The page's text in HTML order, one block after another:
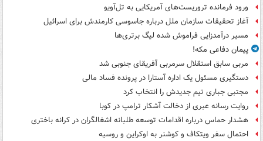
ورود فرمانده تروریست‌های آمریکایی به تل‌آویو
آغاز تحقیقات سازمان ملل درباره جاسوسی کارمندش برای اسرائیل
مسیر درآمدزایی فراموش شده لیگ برتری‌ها
پیمان دفاعی مکه!
مربی سابق استقلال سرمربی آفریقای جنوبی شد
دستگیری مسئول یک اداره آستارا در پرونده فساد مالی
مجتبی جباری تیم جدیدش را انتخاب کرد
روایت رسانه عبری از دخالت آشکار ترامپ در کوبا
هشدار حماس درباره اقدامات توسعه طلبانه اشغالگران در کرانه باختری
احتمال سفر ویتکاف و کوشنر به اوکراین و روسیه